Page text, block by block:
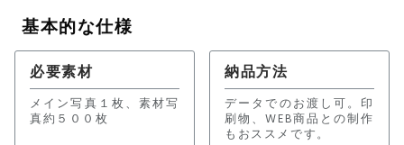
基本的な仕様
必要素材
メイン写真１枚、素材写
真約５００枚
納品方法
データでのお渡し可。印
刷物、WEB商品との制作
もおススメです。